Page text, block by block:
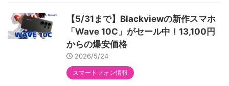
【5/31まで】Blackviewの新作スマホ
「Wave 10C」がセール中！13,100円
からの爆安価格
2026/5/24
スマートフォン情報